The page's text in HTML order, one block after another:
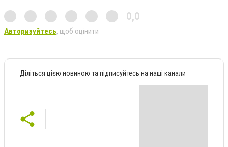
0,0
Авторизуйтесь, щоб оцінити
Діліться цією новиною та підписуйтесь на наші канали